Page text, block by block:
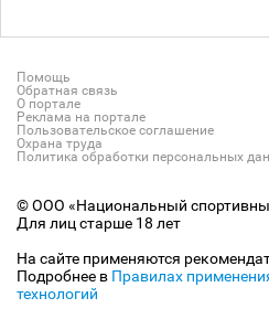
Помощь
Обратная связь
О портале
Реклама на портале
Пользовательское соглашение
Охрана труда
Политика обработки персональных
© ООО «Национальный
Для лиц старше 18 лет
На сайте применяются
Подробнее в Правилах
технологий